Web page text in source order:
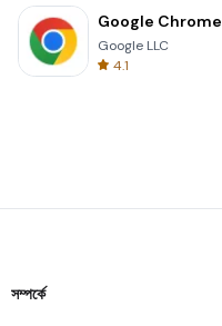
Google Chrome
Google LLC
4.1
সম্পর্কে